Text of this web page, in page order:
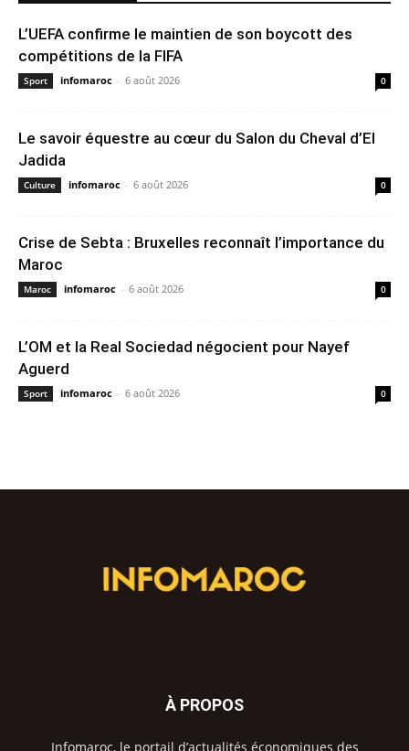
L’UEFA confirme le maintien de son boycott des
compétitions de la FIFA
Sport infomaroc - 6 août 2026 0
Le savoir équestre au cœur du Salon du Cheval d’El
Jadida
Culture infomaroc - 6 août 2026 0
Crise de Sebta : Bruxelles reconnaît l’importance du
Maroc
Maroc infomaroc - 6 août 2026 0
L’OM et la Real Sociedad négocient pour Nayef
Aguerd
Sport infomaroc - 6 août 2026 0
À PROPOS
Infomaroc, le portail d’actualités économiques des